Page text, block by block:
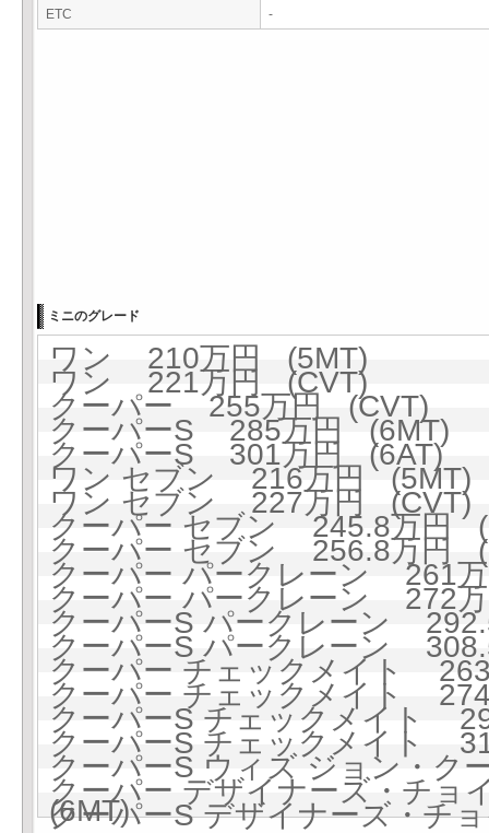
ETC -
ミニのグレード
ワン 210万円 (5MT)
ワン 221万円 (CVT)
クーパー 255万円 (CVT)
クーパーS 285万円 (6MT)
クーパーS 301万円 (6AT)
ワン セブン 216万円 (5MT)
ワン セブン 227万円 (CVT)
クーパー セブン 245.8万円
クーパー セブン 256.8万円
クーパー パークレーン 261
クーパー パークレーン 272
クーパーS パークレーン
クーパーS パークレーン
クーパー チェックメイト
クーパー チェックメイト
クーパーS チェックメイト
クーパーS チェックメイト
クーパーS ウィズ ジョン・
(6MT)
クーパー デザイナーズ・チ
クーパーS デザイナーズ・